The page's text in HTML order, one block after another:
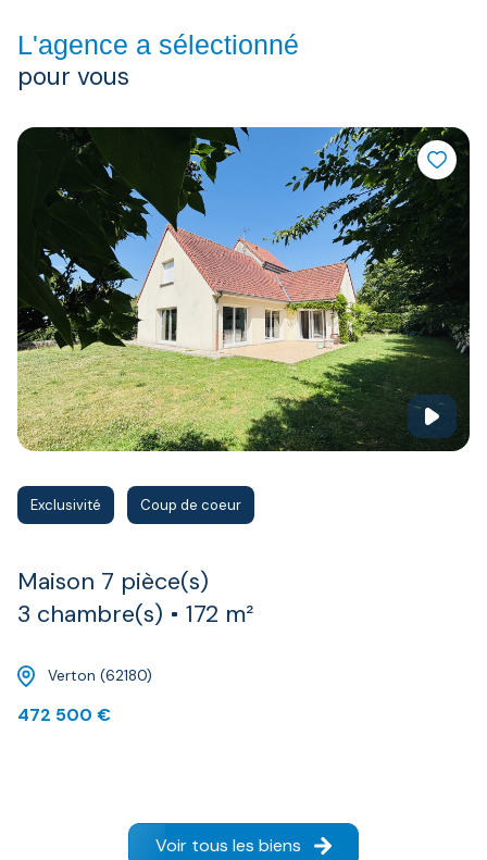
L'agence a sélectionné
pour vous
Exclusivité Coup de coeur
Maison 7 pièce(s)
3 chambre(s)
172 m²
Verton (62180)
472 500 €
Voir tous les biens